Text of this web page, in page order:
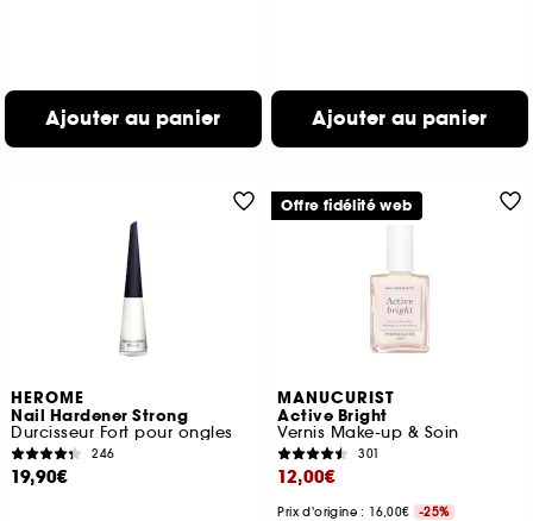
Ajouter au panier Ajouter au panier
HEROME
Nail Hardener Strong
Durcisseur Fort pour ongles
246
19,90€
MANUCURIST
Active Bright
Vernis Make-up & Soin
301
12,00€
Prix d'origine : 16,00€ -25%
Offre fidélité web